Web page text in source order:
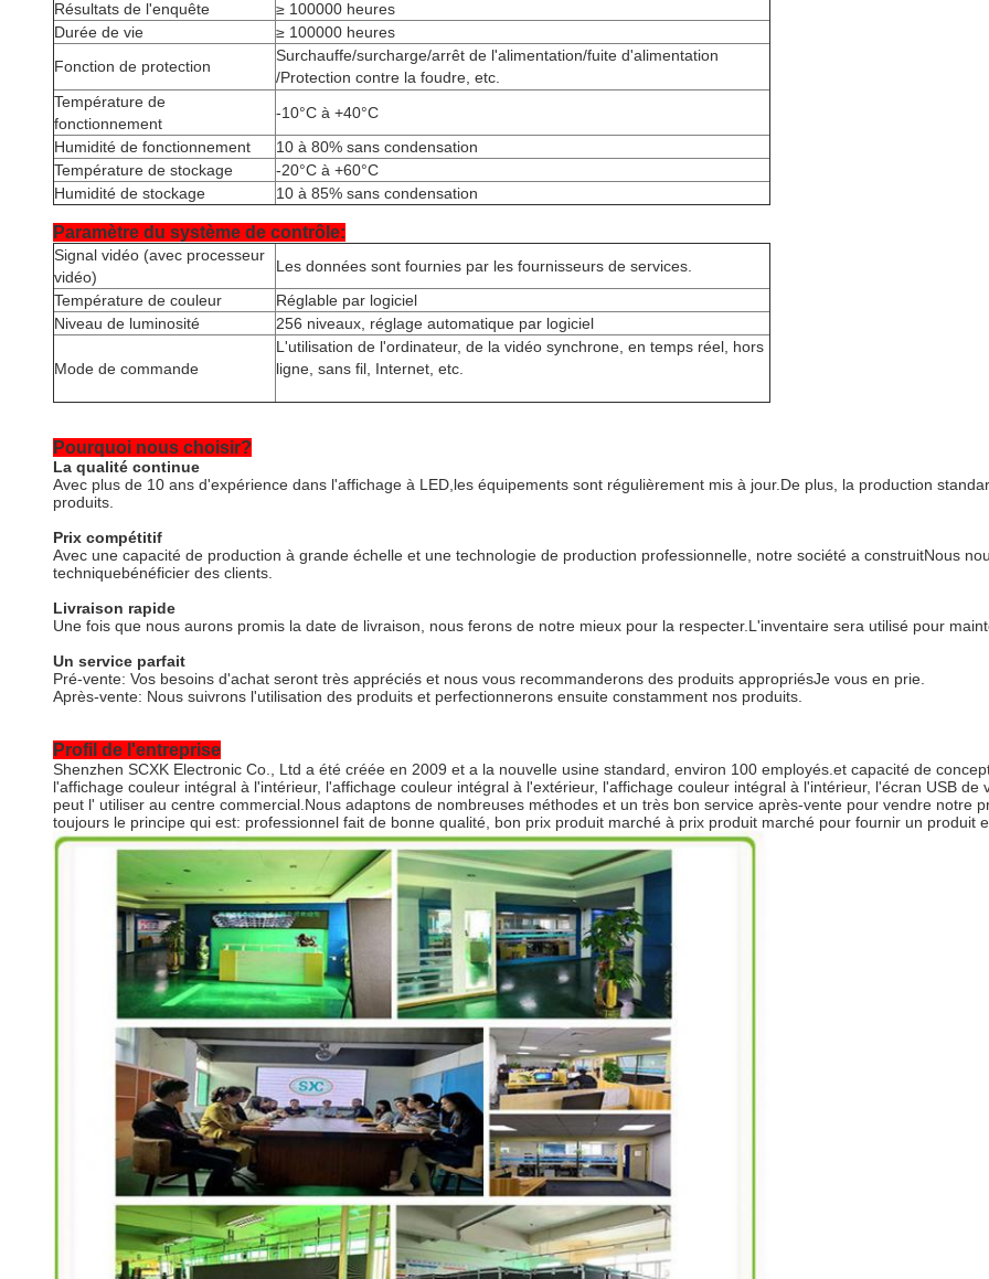
Résultats de l'enquête
≥ 100000 heures
Durée de vie
≥ 100000 heures
Fonction de protection
Surchauffe/surcharge/arrêt de l'alimentation/fuite d'alimentation
/Protection contre la foudre, etc.
Température de
fonctionnement
-10°C à +40°C
Humidité de fonctionnement
10 à 80% sans condensation
Température de stockage
-20°C à +60°C
Humidité de stockage
10 à 85% sans condensation
Paramètre du système de contrôle:
Signal vidéo (avec processeur
vidéo)
Les données sont fournies par les fournisseurs de services.
Température de couleur
Réglable par logiciel
Niveau de luminosité
256 niveaux, réglage automatique par logiciel
Mode de commande
L'utilisation de l'ordinateur, de la vidéo synchrone, en temps réel, hors
ligne, sans fil, Internet, etc.
Pourquoi nous choisir?
La qualité continue
Avec plus de 10 ans d'expérience dans l'affichage à LED,les équipements sont régulièrement mis à jour. De plus, la production
produits.
Prix compétitif
Avec une capacité de production à grande échelle et une technologie de production professionnelle, notre société a construitNous
techniquebénéficier des clients.
Livraison rapide
Une fois que nous aurons promis la date de livraison, nous ferons de notre mieux pour la respecter. L'inventaire sera utilisé pour
Un service parfait
Pré-vente: Vos besoins d'achat seront très appréciés et nous vous recommanderons des produits appropriésJe vous en prie.
Après-vente: Nous suivrons l'utilisation des produits et perfectionnerons ensuite constamment nos produits.
Profil de l'entreprise
Shenzhen SCXK Electronic Co., Ltd a été créée en 2009 et a la nouvelle usine standard, environ 100 employés.et capacité de
l'affichage couleur intégral à l'intérieur, l'affichage couleur intégral à l'extérieur, l'affichage couleur intégral à l'intérieur, l'écran USB
peut l' utiliser au centre commercial.Nous adaptons de nombreuses méthodes et un très bon service après-vente pour vendre notre
toujours le principe qui est: professionnel fait de bonne qualité, bon prix produit marché à prix produit marché pour fournir un produit